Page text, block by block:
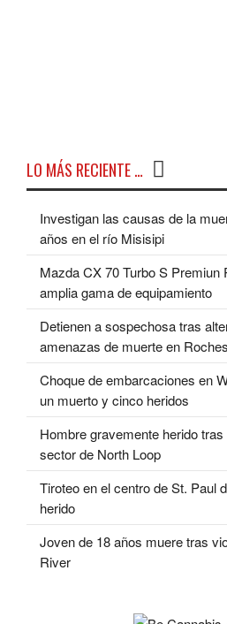
LO MÁS RECIENTE …
Investigan las causas de la
años en el río Misisipi
Mazda CX 70 Turbo S Premiun
amplia gama de equipamiento
Detienen a sospechosa tras
amenazas de muerte en
Choque de embarcaciones en
un muerto y cinco heridos
Hombre gravemente herido
sector de North Loop
Tiroteo en el centro de St. Paul
herido
Joven de 18 años muere tras
River